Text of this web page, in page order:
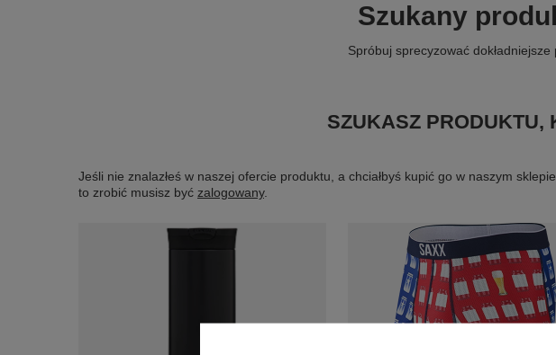
Szukany
Spróbuj sprecyzować
SZUKASZ PRODUKTU,
Jeśli nie znalazłeś w naszej ofercie produktu, a chciałbyś kupić go w naszym
to zrobić musisz być zalogowany.